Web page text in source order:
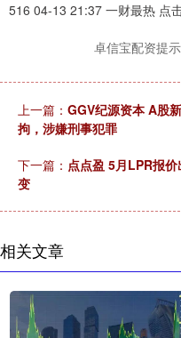
516 04-13 21:37 一财最热 点
卓信宝配资提
上一篇： GGV纪源资本 A股
拘，涉嫌刑事犯罪
下一篇： 点点盈 5月LPR报
变
相关文章